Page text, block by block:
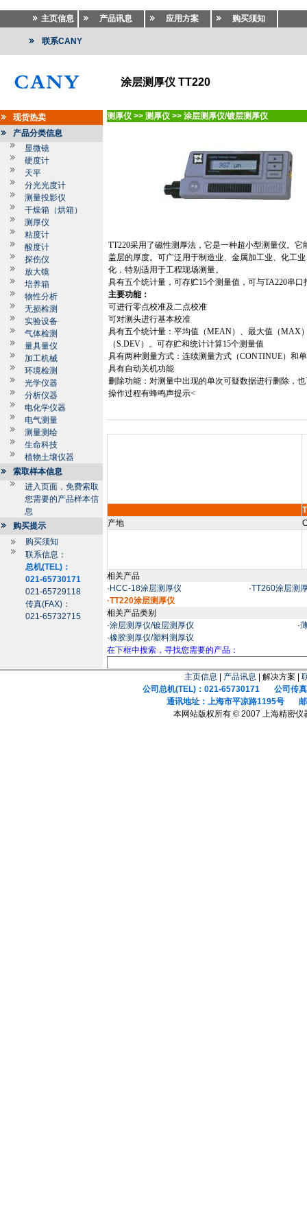
主页信息 产品讯息 应用方案 购买须知
联系CANY
涂层测厚仪 TT220
现货热卖
产品分类信息
显微镜
硬度计
天平
分光光度计
测量投影仪
干燥箱（烘箱）
测厚仪
粘度计
酸度计
探伤仪
放大镜
培养箱
物性分析
无损检测
实验设备
气体检测
量具量仪
加工机械
环境检测
光学仪器
分析仪器
电化学仪器
电气测量
测量测绘
生命科技
植物土壤仪器
索取样本信息
进入页面，免费索取
您需要的产品样本信
息
购买提示
购买须知
联系信息：
总机(TEL)：
021-65730171
021-65729118
传真(FAX)：
021-65732715
测厚仪 >> 测厚仪 >> 涂层测厚仪/镀层测厚仪
TT220采用了磁性测厚法，它是一种超小型测量仪。
盖层的厚度。可广泛用于制造业、金属加工业、化工
化，特别适用于工程现场测量。
具有五个统计量，可存贮15个测量值，可与TA220串口
主要功能：
可进行零点校准及二点校准
可对测头进行基本校准
具有五个统计量：平均值（MEAN）、最大值（MAX
（S.DEV）。可存贮和统计计算15个测量值
具有两种测量方式：连续测量方式（CONTINUE）和
具有自动关机功能
删除功能：对测量中出现的单次可疑数据进行删除，
操作过程有蜂鸣声提示<
产地
相关产品
· HCC-18涂层测厚仪 ·TT260涂层测
·TT220涂层测厚仪
相关产品类别
·涂层测厚仪/镀层测厚仪 ·
·橡胶测厚仪/塑料测厚议
在下框中搜索，寻找您需要的产品：
主页信息 产品讯息 | 解决方案 |
公司总机(TEL)：021-65730171 公司传真
通讯地址：上海市平凉路1195号 邮
本网站版权所有 © 2007 上海精密仪